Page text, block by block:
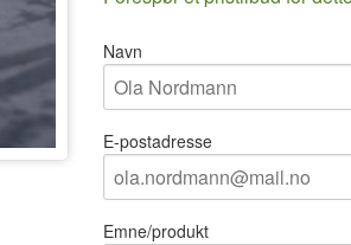
Navn
E-postadresse
Emne/produkt